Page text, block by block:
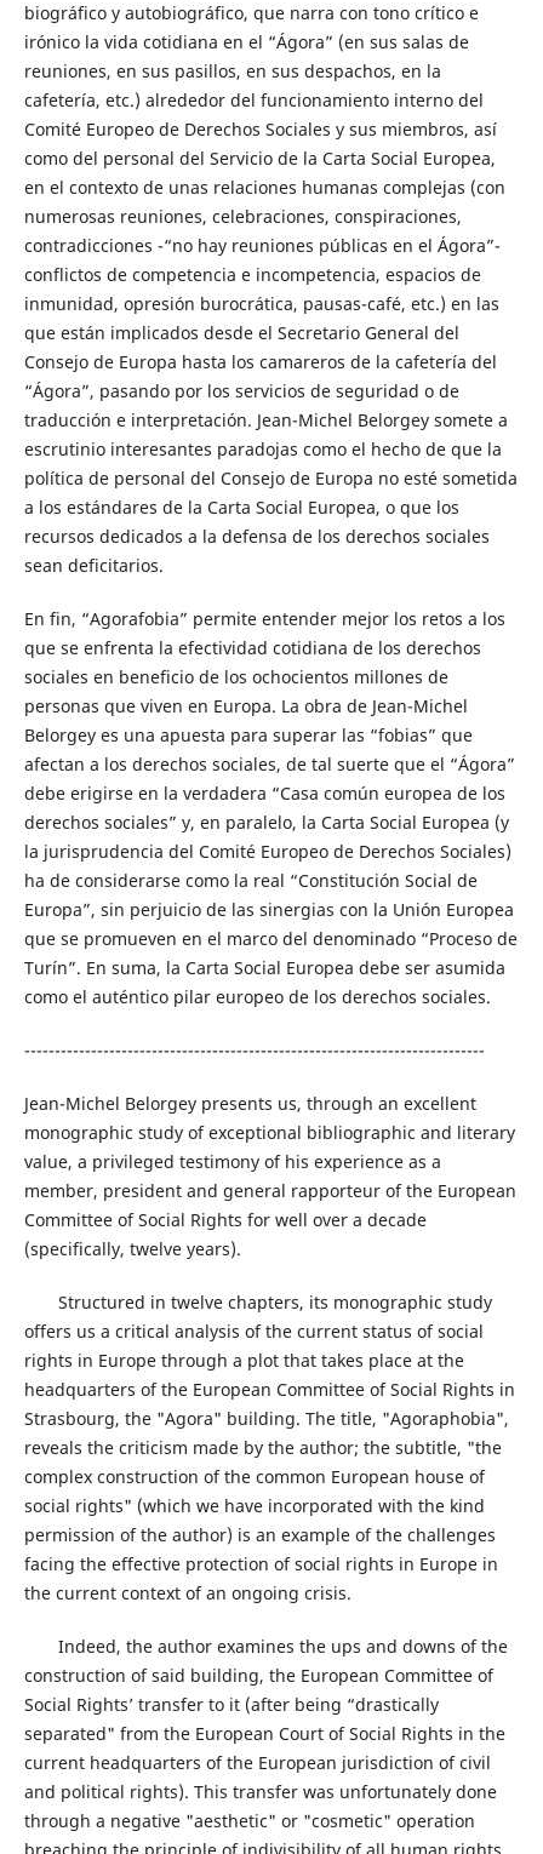
biográfico y autobiográfico, que narra con tono crítico e
irónico la vida cotidiana en el “Ágora” (en sus salas de
reuniones, en sus pasillos, en sus despachos, en la
cafetería, etc.) alrededor del funcionamiento interno del
Comité Europeo de Derechos Sociales y sus miembros, así
como del personal del Servicio de la Carta Social Europea,
en el contexto de unas relaciones humanas complejas (con
numerosas reuniones, celebraciones, conspiraciones,
contradicciones -“no hay reuniones públicas en el Ágora”-
conflictos de competencia e incompetencia, espacios de
inmunidad, opresión burocrática, pausas-café, etc.) en las
que están implicados desde el Secretario General del
Consejo de Europa hasta los camareros de la cafetería del
“Ágora”, pasando por los servicios de seguridad o de
traducción e interpretación. Jean-Michel Belorgey somete a
escrutinio interesantes paradojas como el hecho de que la
política de personal del Consejo de Europa no esté sometida
a los estándares de la Carta Social Europea, o que los
recursos dedicados a la defensa de los derechos sociales
sean deficitarios.
En fin, “Agorafobia” permite entender mejor los retos a los
que se enfrenta la efectividad cotidiana de los derechos
sociales en beneficio de los ochocientos millones de
personas que viven en Europa. La obra de Jean-Michel
Belorgey es una apuesta para superar las “fobias” que
afectan a los derechos sociales, de tal suerte que el “Ágora”
debe erigirse en la verdadera “Casa común europea de los
derechos sociales” y, en paralelo, la Carta Social Europea (y
la jurisprudencia del Comité Europeo de Derechos Sociales)
ha de considerarse como la real “Constitución Social de
Europa”, sin perjuicio de las sinergias con la Unión Europea
que se promueven en el marco del denominado “Proceso de
Turín”. En suma, la Carta Social Europea debe ser asumida
como el auténtico pilar europeo de los derechos sociales.
----------------------------------------------------------------------------
Jean-Michel Belorgey presents us, through an excellent
monographic study of exceptional bibliographic and literary
value, a privileged testimony of his experience as a
member, president and general rapporteur of the European
Committee of Social Rights for well over a decade
(specifically, twelve years).
Structured in twelve chapters, its monographic study
offers us a critical analysis of the current status of social
rights in Europe through a plot that takes place at the
headquarters of the European Committee of Social Rights in
Strasbourg, the "Agora" building. The title, "Agoraphobia",
reveals the criticism made by the author; the subtitle, "the
complex construction of the common European house of
social rights" (which we have incorporated with the kind
permission of the author) is an example of the challenges
facing the effective protection of social rights in Europe in
the current context of an ongoing crisis.
Indeed, the author examines the ups and downs of the
construction of said building, the European Committee of
Social Rights’ transfer to it (after being “drastically
separated" from the European Court of Social Rights in the
current headquarters of the European jurisdiction of civil
and political rights). This transfer was unfortunately done
through a negative "aesthetic" or "cosmetic" operation